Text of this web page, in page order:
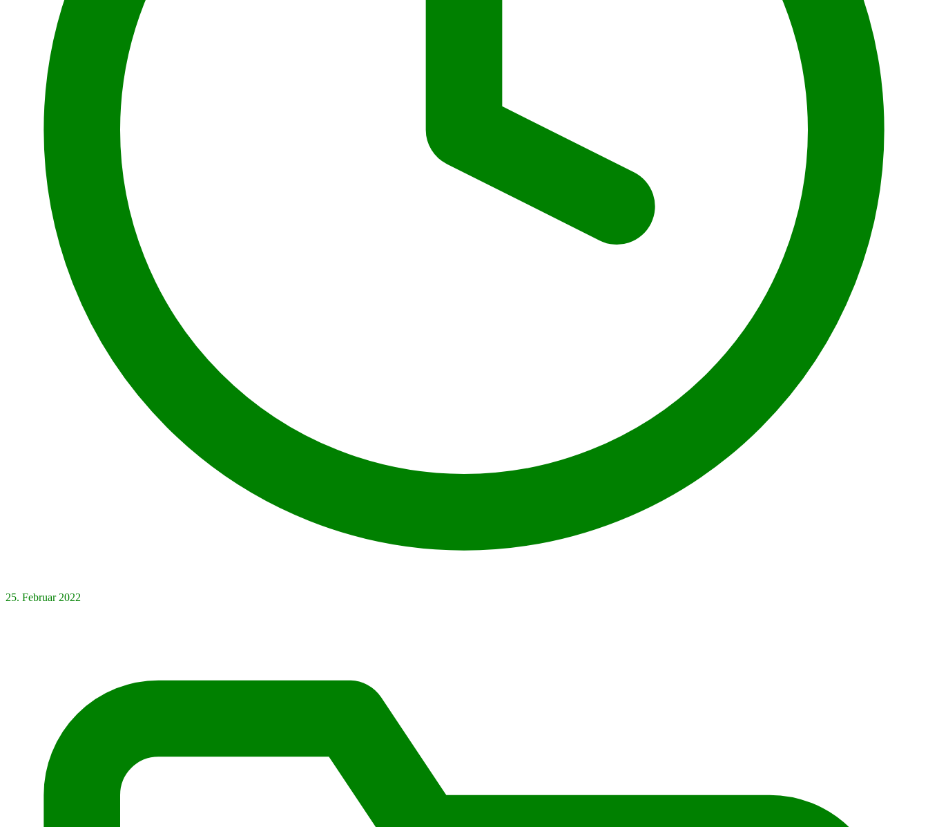
25. Februar 2022